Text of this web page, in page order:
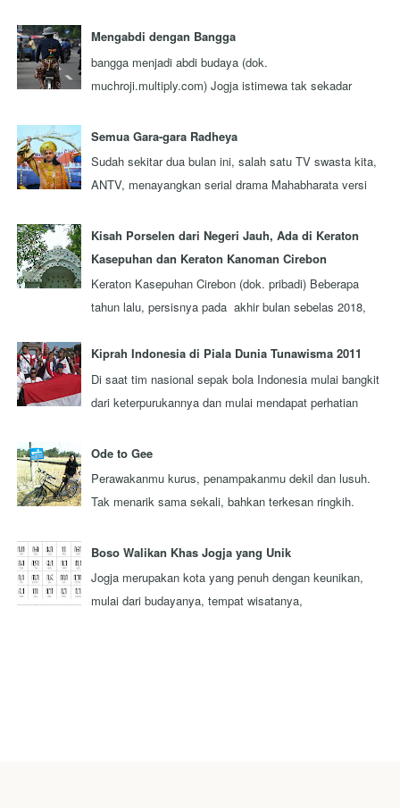
Mengabdi dengan Bangga
bangga menjadi abdi budaya (dok.
muchroji.multiply.com) Jogja istimewa tak sekadar
keistim...
Semua Gara-gara Radheya
Sudah sekitar dua bulan ini, salah satu TV swasta kita,
ANTV, menayangkan serial drama Mahabharata versi
Kisah Porselen dari Negeri Jauh, Ada di Keraton
Kasepuhan dan Keraton Kanoman Cirebon
Keraton Kasepuhan Cirebon (dok. pribadi) Beberapa
tahun lalu, persisnya pada akhir bulan sebelas 2018,
Kiprah Indonesia di Piala Dunia Tunawisma 2011
Di saat tim nasional sepak bola Indonesia mulai bangkit
dari keterpurukannya dan mulai mendapat perhatian
Ode to Gee
Perawakanmu kurus, penampakanmu dekil dan lusuh.
Tak menarik sama sekali, bahkan terkesan ringkih.
Boso Walikan Khas Jogja yang Unik
Jogja merupakan kota yang penuh dengan keunikan,
mulai dari budayanya, tempat wisatanya,